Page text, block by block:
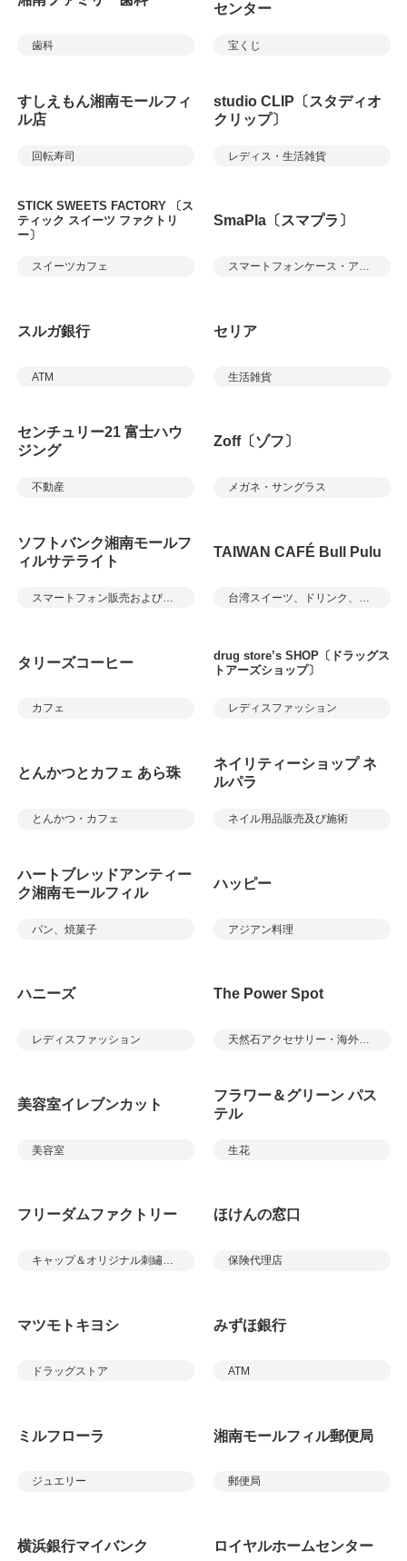
歯科
センター
宝くじ
すしえもん湘南モールフィ
ル店
回転寿司
studio CLIP〔スタディオ
クリップ〕
レディス・生活雑貨
STICK SWEETS FACTORY 〔ス
ティック スイーツ ファクトリ
ー〕
スイーツカフェ
SmaPla〔スマプラ〕
スマートフォンケース・アクセサリー、修理等
スルガ銀行
ATM
セリア
生活雑貨
センチュリー21 富士ハウ
ジング
不動産
Zoff〔ゾフ〕
メガネ・サングラス
ソフトバンク湘南モールフ
ィルサテライト
スマートフォン販売およびサービス
TAIWAN CAFÉ Bull Pulu
台湾スイーツ、ドリンク、軽食
タリーズコーヒー
カフェ
drug store’s SHOP〔ドラッグス
トアーズショップ〕
レディスファッション
とんかつとカフェ あら珠
とんかつ・カフェ
ネイリティーショップ ネ
ルパラ
ネイル用品販売及び施術
ハートブレッドアンティー
ク湘南モールフィル
パン、焼菓子
ハッピー
アジアン料理
ハニーズ
レディスファッション
The Power Spot
天然石アクセサリー・海外雑貨
美容室イレブンカット
美容室
フラワー＆グリーン パス
テル
生花
フリーダムファクトリー
キャップ＆オリジナル刺繡ショップ
ほけんの窓口
保険代理店
マツモトキヨシ
ドラッグストア
みずほ銀行
ATM
ミルフローラ
ジュエリー
湘南モールフィル郵便局
郵便局
横浜銀行マイバンク ロイヤルホームセンター